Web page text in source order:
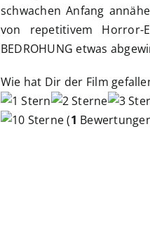
schwachen Anfang
von repetitivem Horror-
BEDROHUNG etwas
Wie hat Dir der Film
(1